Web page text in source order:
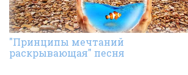
"Принципы мечтаний
раскрывающая" песня